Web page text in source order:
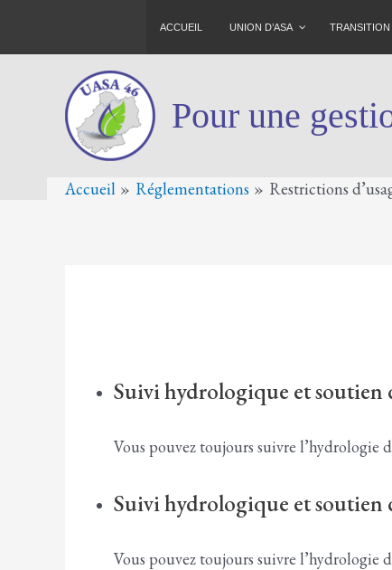
ACCUEIL UNION D’ASA
Pour une
Accueil Réglementations Restrictions
Suivi hydrologique et soutien
Vous pouvez toujours suivre l’hydrologie
Suivi hydrologique et soutien
Vous pouvez toujours suivre l’hydrologie